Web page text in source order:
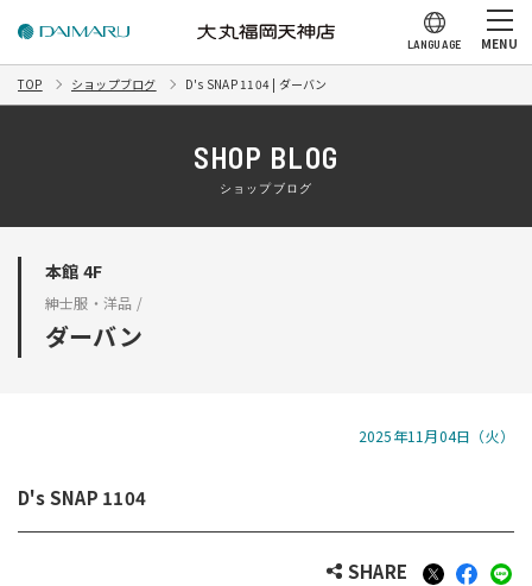
LANGUAGE MENU
TOP ショップブログ D's SNAP 1104 | ダーバン
SHOP BLOG
ショップブログ
本館 4F
紳士服・洋品 /
ダーバン
2025年11月04日（火）
D's SNAP 1104
SHARE